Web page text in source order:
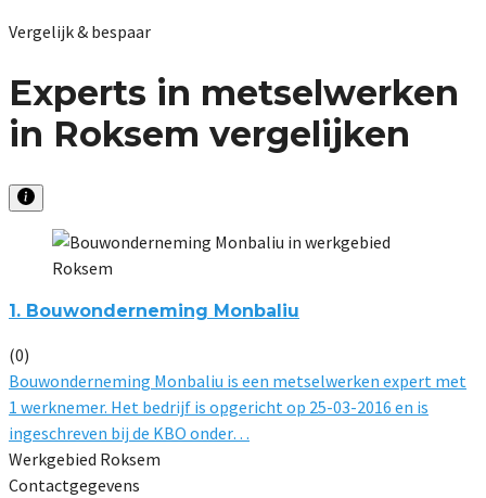
Vergelijk & bespaar
Experts in metselwerken
in Roksem vergelijken
1. Bouwonderneming Monbaliu
(0)
Bouwonderneming Monbaliu is een metselwerken expert met
1 werknemer. Het bedrijf is opgericht op 25-03-2016 en is
ingeschreven bij de KBO onder…
Werkgebied Roksem
Contactgegevens